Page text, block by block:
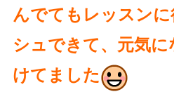
んでてもレッスン
シュできて、元気
けてました